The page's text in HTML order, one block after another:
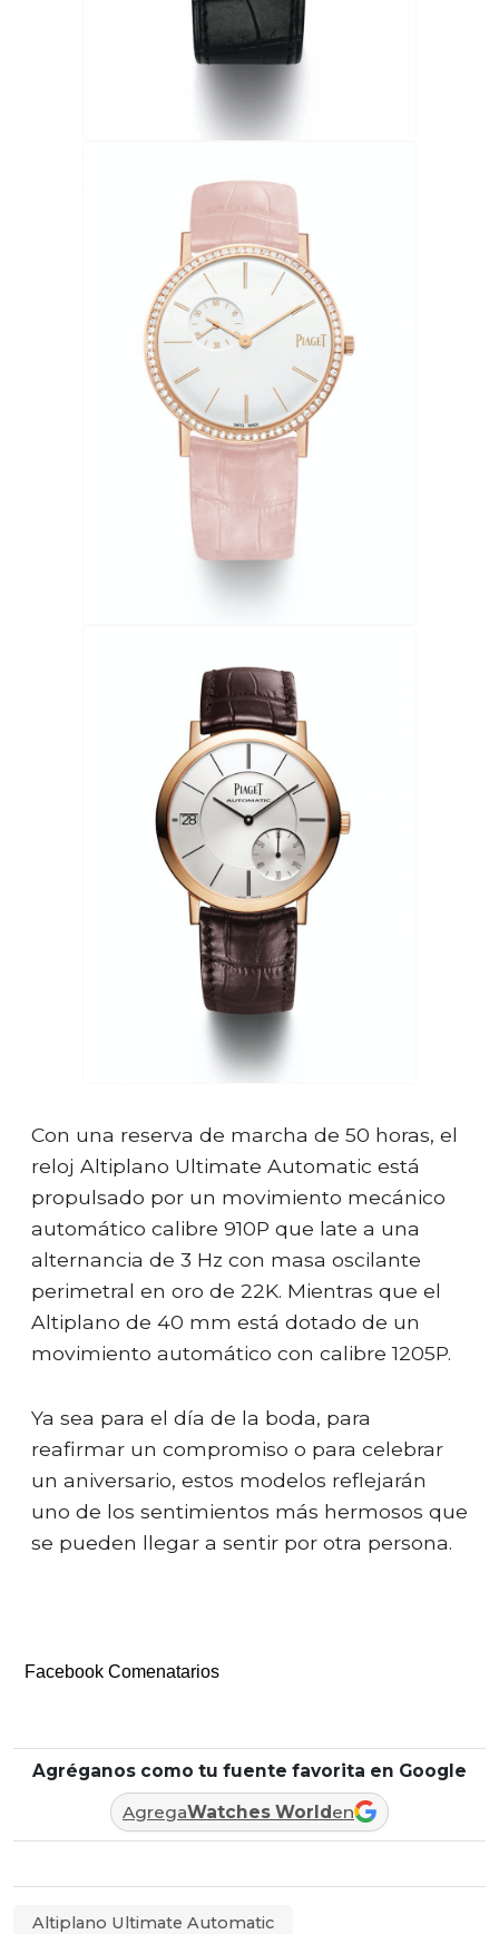
Con una reserva de marcha de 50 horas, el
reloj Altiplano Ultimate Automatic está
propulsado por un movimiento mecánico
automático calibre 910P que late a una
alternancia de 3 Hz con masa oscilante
perimetral en oro de 22K. Mientras que el
Altiplano de 40 mm está dotado de un
movimiento automático con calibre 1205P.
Ya sea para el día de la boda, para
reafirmar un compromiso o para celebrar
un aniversario, estos modelos reflejarán
uno de los sentimientos más hermosos que
se pueden llegar a sentir por otra persona.
Facebook Comenatarios
Agréganos como tu fuente favorita en Google
AgregaWatches Worlden
Altiplano Ultimate Automatic